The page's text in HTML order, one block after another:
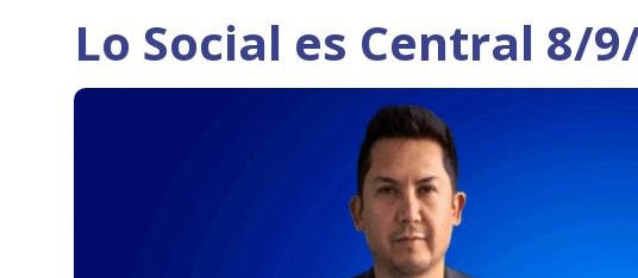
Lo Social es Central 8/